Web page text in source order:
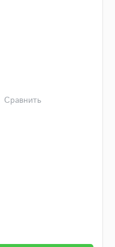
Сравнить